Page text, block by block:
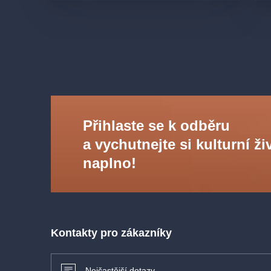
Přihlaste se k odběru
a vychutnejte si kulturní
naplno!
Kontakty pro zákazníky